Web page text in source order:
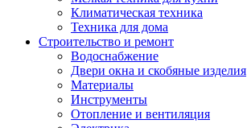
Климатическая техника
Техника для дома
Строительство и ремонт
Водоснабжение
Двери окна и скобяные изделия
Материалы
Инструменты
Отопление и вентиляция